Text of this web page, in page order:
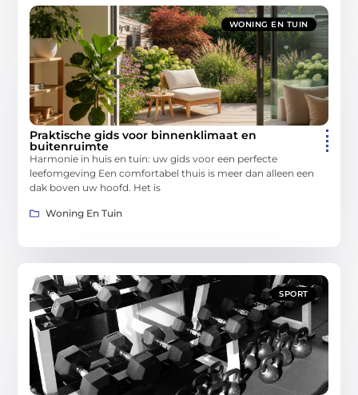
WONING EN TUIN
Praktische gids voor binnenklimaat en
buitenruimte
Harmonie in huis en tuin: uw gids voor een perfecte
leefomgeving Een comfortabel thuis is meer dan alleen een
dak boven uw hoofd. Het is
Woning En Tuin
SPORT